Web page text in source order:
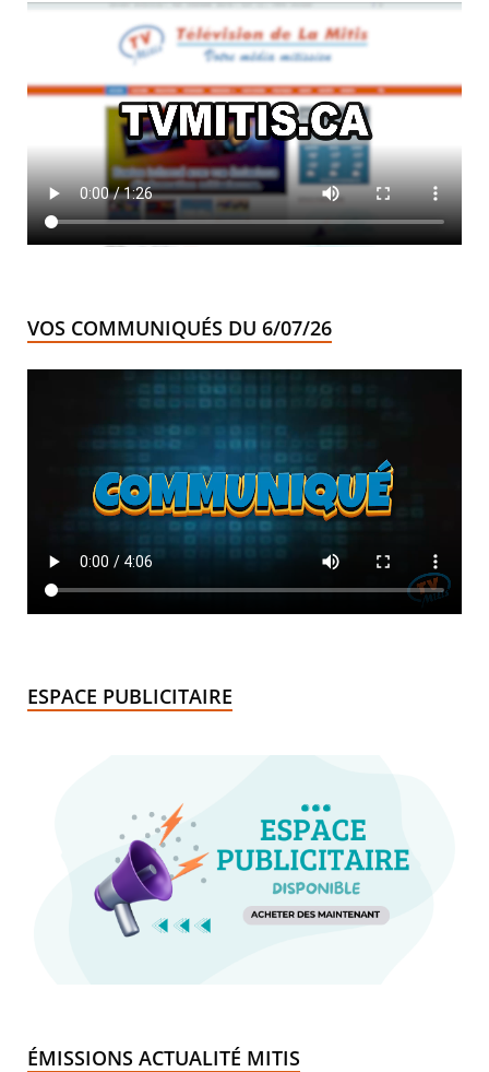
VOS COMMUNIQUÉS DU 6/07/26
ESPACE PUBLICITAIRE
ÉMISSIONS ACTUALITÉ MITIS